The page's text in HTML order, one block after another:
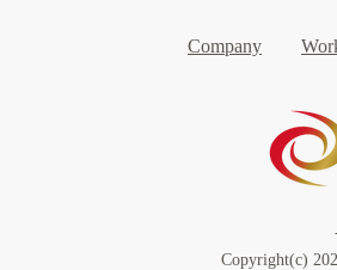
Company
Copyright(c)